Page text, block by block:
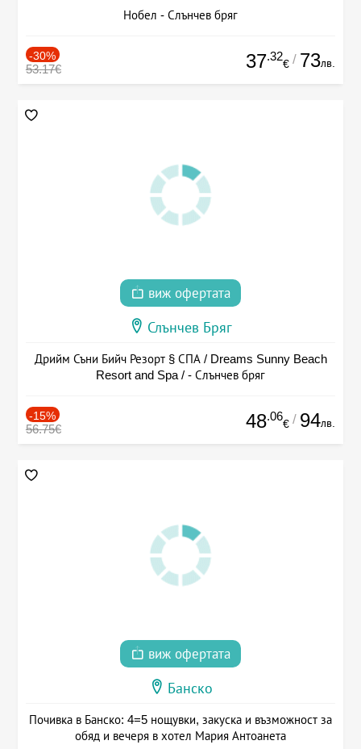
Нобел - Слънчев бряг
-30%
53.17€ 37.32
€ / 73лв.
виж офертата
Слънчев Бряг
Дрийм Съни Бийч Резорт § СПА / Dreams Sunny Beach
Resort and Spa / - Слънчев бряг
-15%
56.75€ 48.06
€ / 94лв.
виж офертата
Банско
Почивка в Банско: 4=5 нощувки, закуска и възможност за
обяд и вечеря в хотел Мария Антоанета